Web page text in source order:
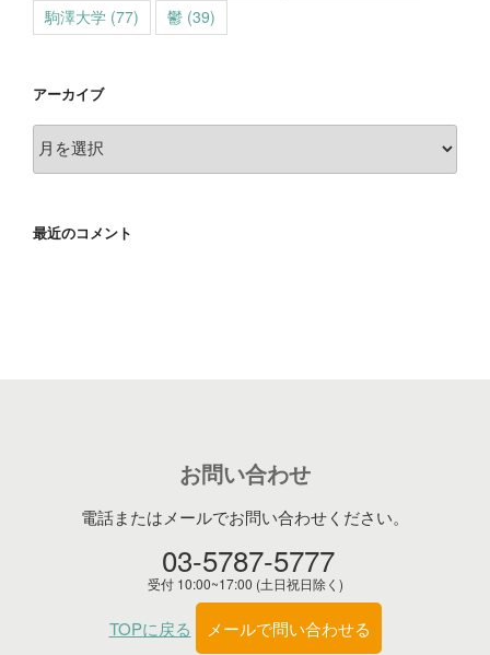
駒澤大学 (77) 鬱 (39)
アーカイブ
ア
ー
イ
最近のコメント
お問い合わせ
電話またはメールでお問い合わせください。
03-5787-5777
受付 10:00~17:00 (土日祝日除く)
TOPに戻る メールで問い合わせる